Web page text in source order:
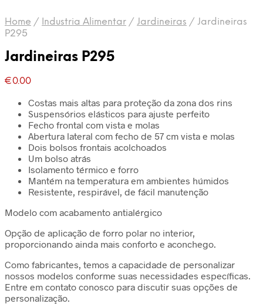
Home / Industria Alimentar / Jardineiras / Jardineiras
P295
Jardineiras P295
€0.00
Costas mais altas para proteção da zona dos rins
Suspensórios elásticos para ajuste perfeito
Fecho frontal com vista e molas
Abertura lateral com fecho de 57 cm vista e molas
Dois bolsos frontais acolchoados
Um bolso atrás
Isolamento térmico e forro
Mantém na temperatura em ambientes húmidos
Resistente, respirável, de fácil manutenção
Modelo com acabamento antialérgico
Opção de aplicação de forro polar no interior,
proporcionando ainda mais conforto e aconchego.
Como fabricantes, temos a capacidade de personalizar
nossos modelos conforme suas necessidades específicas.
Entre em contato conosco para discutir suas opções de
personalização.